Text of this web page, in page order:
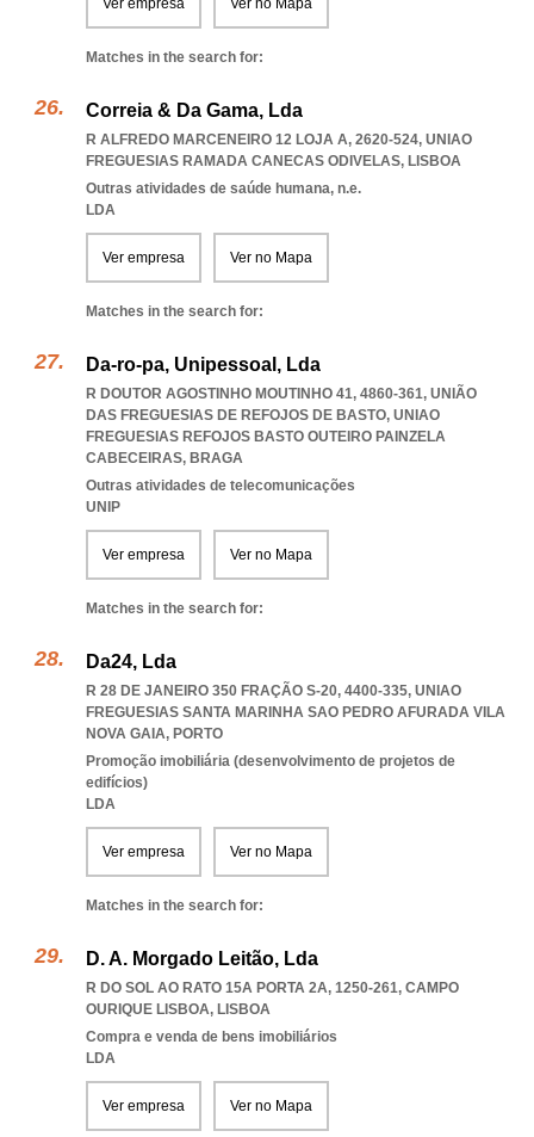
Ver empresa Ver no Mapa
Matches in the search for:
Correia & Da Gama, Lda
R ALFREDO MARCENEIRO 12 LOJA A, 2620-524, UNIAO
FREGUESIAS RAMADA CANECAS ODIVELAS, LISBOA
Outras atividades de saúde humana, n.e.
LDA
Ver empresa Ver no Mapa
Matches in the search for:
Da-ro-pa, Unipessoal, Lda
R DOUTOR AGOSTINHO MOUTINHO 41, 4860-361, UNIÃO
DAS FREGUESIAS DE REFOJOS DE BASTO, UNIAO
FREGUESIAS REFOJOS BASTO OUTEIRO PAINZELA
CABECEIRAS, BRAGA
Outras atividades de telecomunicações
UNIP
Ver empresa Ver no Mapa
Matches in the search for:
Da24, Lda
R 28 DE JANEIRO 350 FRAÇÃO S-20, 4400-335, UNIAO
FREGUESIAS SANTA MARINHA SAO PEDRO AFURADA VILA
NOVA GAIA, PORTO
Promoção imobiliária (desenvolvimento de projetos de
edifícios)
LDA
Ver empresa Ver no Mapa
Matches in the search for:
D. A. Morgado Leitão, Lda
R DO SOL AO RATO 15A PORTA 2A, 1250-261, CAMPO
OURIQUE LISBOA, LISBOA
Compra e venda de bens imobiliários
LDA
Ver empresa Ver no Mapa